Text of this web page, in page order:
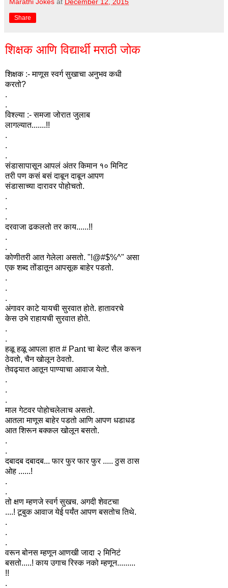
Share
शिक्षक आणि विद्यार्थी मराठी जोक
शिक्षक :- माणूस स्वर्ग सुखाचा अनुभव कधी
करतो?
.
.
विश्ल्या :- समजा जोरात जुलाब
लागल्यात.......!!
.
.
.
संडासापासून आपलं अंतर किमान १० मिनिट
तरी पण कसं बसं दाबून दाबून आपण
संडासाच्या दारावर पोहोचतो.
.
.
.
दरवाजा ढकलतो तर काय......!!
.
.
कोणीतरी आत गेलेला असतो. "!@#$%^" असा
एक शब्द तोंडातून आपसूक बाहेर पडतो.
.
.
.
अंगावर काटे यायची सुरवात होते. हातावरचे
केस उभे राहायची सुरवात होते.
.
.
हळू हळू आपला हात # Pant चा बेल्ट सैल करून
ठेवतो, चैन खोलून ठेवतो.
तेवढ्यात आतून पाण्याचा आवाज येतो.
.
.
.
माल गेटवर पोहोचलेलाच असतो.
आतला माणूस बाहेर पडतो आणि आपण धडाधड
आत शिरून बक्कल खोलून बसतो.
.
.
दबादब दबादब... फार फुर फार फुर ..... ठुस ठास
ओह ......!
.
.
तो क्षण म्हणजे स्वर्ग सुखच. अगदी शेवटचा
....! टूबुक आवाज येई पर्यंत आपण बसतोच तिथे.
.
.
.
वरून बोनस म्हणून आणखी जादा २ मिनिटं
बसतो.....! काय उगाच रिस्क नको म्हणून.........
!!
.